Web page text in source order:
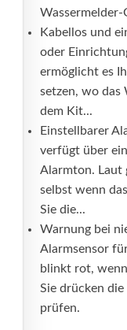
Wassermelder-
Kabellos und
oder
ermöglicht es
setzen, wo das
dem Kit...
Einstellbarer
verfügt über
Alarmton. Laut
selbst wenn
Sie die...
Warnung bei
Alarmsensor
blinkt rot,
Sie drücken die
prüfen.